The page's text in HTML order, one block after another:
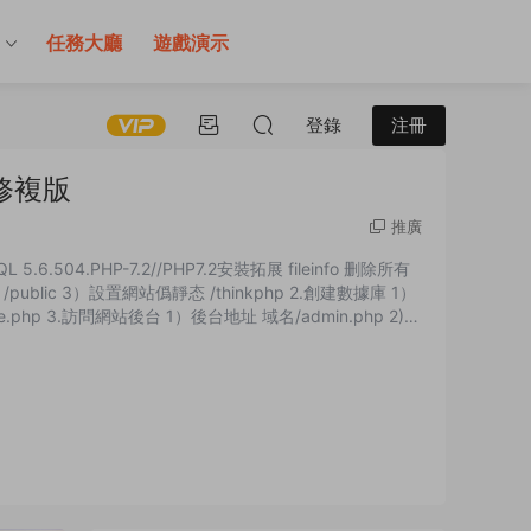
任務大廳 遊戲演示
登錄 注冊
複版
推廣
5.6.504.PHP-7.2//PHP7.2安裝拓展 fileinfo 删除所有
3）設置網站僞靜态 /thinkphp 2.創建數據庫 1）
3.訪問網站後台 1）後台地址 域名/admin.php 2)默